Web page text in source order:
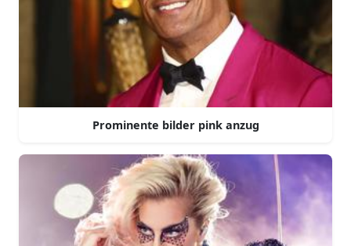
Prominente bilder pink anzug